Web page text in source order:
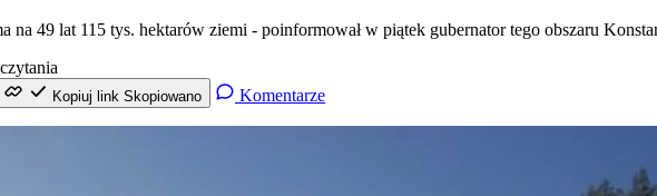
na 49 lat 115 tys. hektarów ziemi - poinformował w piątek gubernator tego obszaru
Kopiuj link Skopiowano Komentarze